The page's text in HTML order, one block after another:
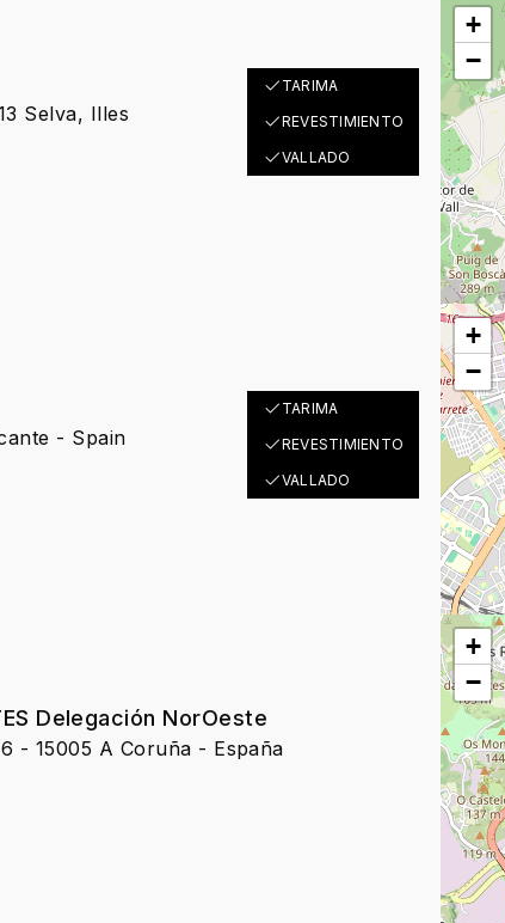
Selva, Illes
TARIMA
REVESTIMIENTO
VALLADO
+
−
- Spain
TARIMA
REVESTIMIENTO
VALLADO
+
−
Delegación NorOeste
- 15005 A Coruña - España
+
−